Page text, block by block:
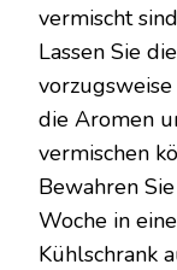
vermischt
Lassen Sie
die Aromen
vermischen
Bewahren
Woche in
Kühlschrank